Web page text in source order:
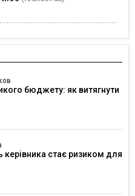
бюджету: як витягнути
керівника стає ризиком для